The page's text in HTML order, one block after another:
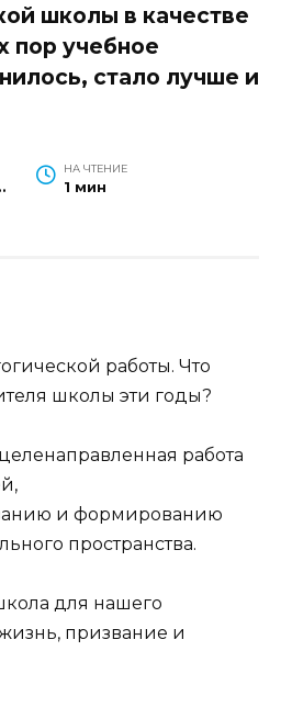
школы в качестве
пор учебное
стало лучше и
край"
НА ЧТЕНИЕ
1 мин
работы. Что
школы эти годы?
работа
и формированию
пространства.
для нашего
призвание и